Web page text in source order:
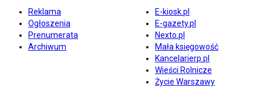
Reklama
Ogłoszenia
Prenumerata
Archiwum
E-kiosk.pl
E-gazety.pl
Nexto.pl
Mała księgowość
Kancelarierp.pl
Wieści Rolnicze
Życie Warszawy